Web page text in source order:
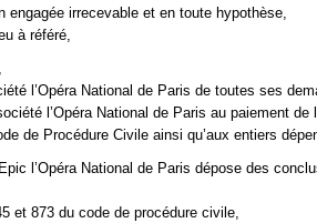
engagée irrecevable et en toute hypothèse,
à référé,
l’Opéra National de Paris de toutes ses
l’Opéra National de Paris au paiement
de Procédure Civile ainsi qu’aux entiers
l’Opéra National de Paris dépose des
et 873 du code de procédure civile,